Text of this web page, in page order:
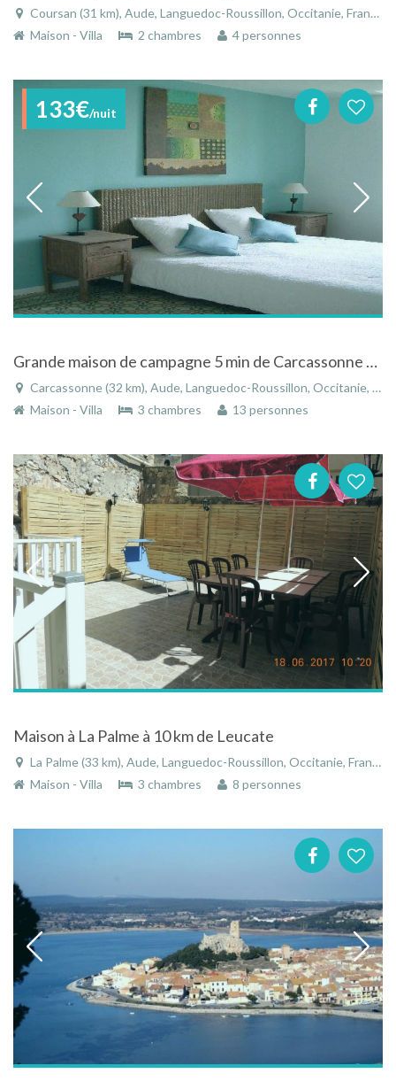
Coursan (31 km), Aude, Languedoc-Roussillon, Occitanie, France
Maison - Villa
2 chambres 4 personnes
133€/nuit
Grande maison de campagne 5 min de Carcassonne à Pennautier - Aude - Languedoc-Roussillon
Carcassonne (32 km), Aude, Languedoc-Roussillon, Occitanie, France
Maison - Villa
3 chambres 13 personnes
Maison à La Palme à 10 km de Leucate
La Palme (33 km), Aude, Languedoc-Roussillon, Occitanie, France
Maison - Villa
3 chambres 8 personnes